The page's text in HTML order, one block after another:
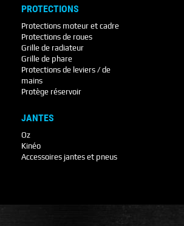
PROTECTIONS
Protections moteur et cadre
Protections de roues
Grille de radiateur
Grille de phare
Protections de leviers / de
mains
Protège réservoir
JANTES
Oz
Kinéo
Accessoires jantes et pneus